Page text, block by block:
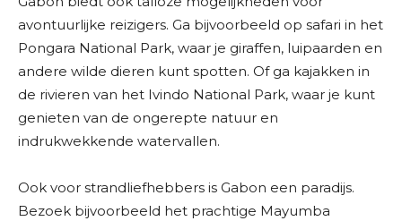
avontuurlijke reizigers. Ga bijvoorbeeld op safari in het
Pongara National Park, waar je giraffen, luipaarden en
andere wilde dieren kunt spotten. Of ga kajakken in
de rivieren van het Ivindo National Park, waar je kunt
genieten van de ongerepte natuur en
indrukwekkende watervallen.
Ook voor strandliefhebbers is Gabon een paradijs.
Bezoek bijvoorbeeld het prachtige Mayumba